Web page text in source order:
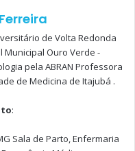
glicose,
de Volta Redonda
Municipal Ouro Verde -
pela ABRAN Professora
de Medicina de Itajubá .
:
Sala de Parto, Enfermaria